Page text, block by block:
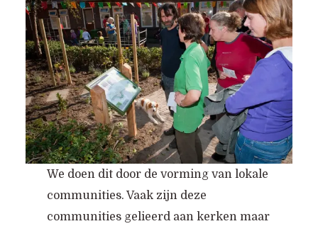
We doen dit door de vorming van lokale
communities. Vaak zijn deze
communities gelieerd aan kerken maar